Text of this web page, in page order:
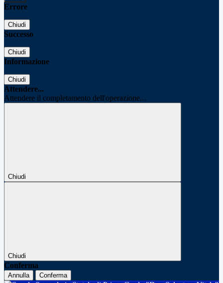
Errore
Chiudi
Successo
Chiudi
Informazione
Chiudi
Attendere...
Attendere il completamento dell'operazione...
Chiudi
Chiudi
Conferma
Annulla Conferma